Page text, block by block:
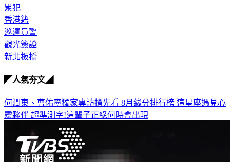
累犯
香港籍
巡邏員警
觀光簽證
新北板橋
◤人氣夯文◢
何潤東、曹佑寧獨家專訪搶先看 8月緣分排行榜 這星座遇見心
靈夥伴 超準測字!這輩子正緣何時會出現